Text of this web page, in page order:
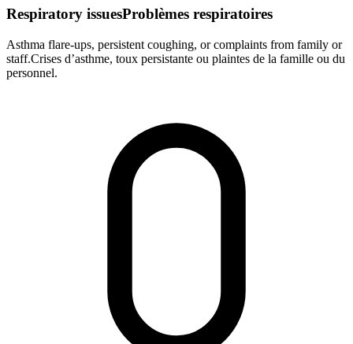
Respiratory issuesProblèmes respiratoires
Asthma flare-ups, persistent coughing, or complaints from family or
staff.Crises d’asthme, toux persistante ou plaintes de la famille ou du
personnel.